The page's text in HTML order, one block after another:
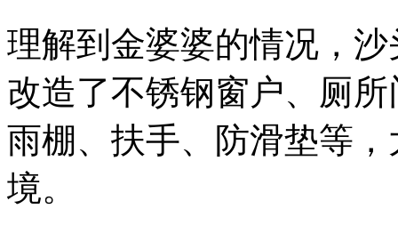
理解到金婆婆的情况，
改造了不锈钢窗户、厕
雨棚、扶手、防滑垫等
境。